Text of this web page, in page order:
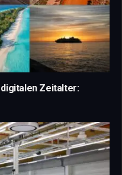
Zeitalter: